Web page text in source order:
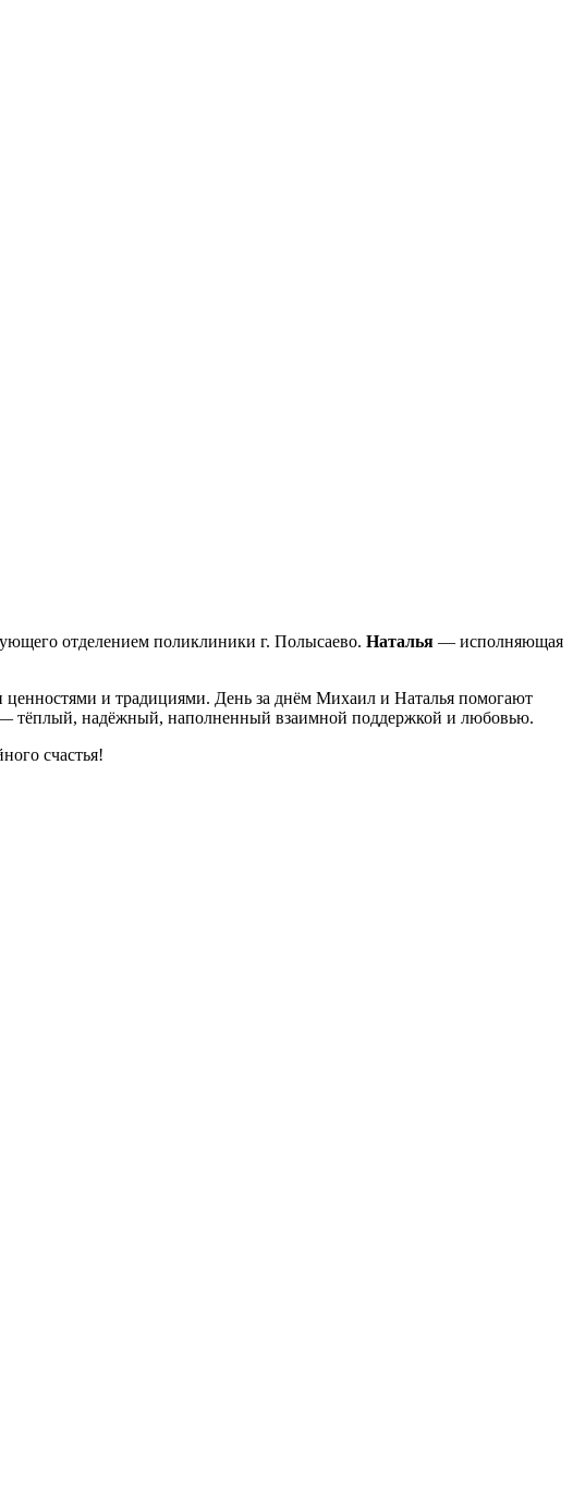
отделением поликлиники г. Полысаево. Наталья — исполняющая
ценностями и традициями. День за днём Михаил и Наталья помогают
тёплый, надёжный, наполненный взаимной поддержкой и любовью.
счастья!